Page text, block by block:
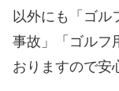
以外にも「ゴル
事故」「ゴルフ
おりますので安